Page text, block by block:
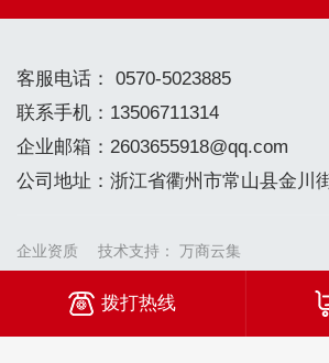
客服电话： 0570-5023885
联系手机：13506711314
企业邮箱：2603655918@qq.com
公司地址：浙江省衢州市常山县金川
Copyright ©2025 浙江中特密封件科技有
Reserved
备案号：浙ICP备
企业资质 技术支持： 万商云集
拨打热线